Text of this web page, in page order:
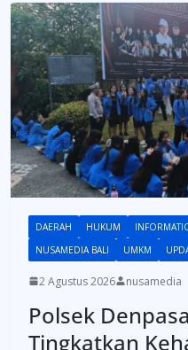
DAERAH HUKUM
NUSAMEDIA BALI
UMKM
2 Agustus 2026 nusamedia
Polsek
Tingkatkan